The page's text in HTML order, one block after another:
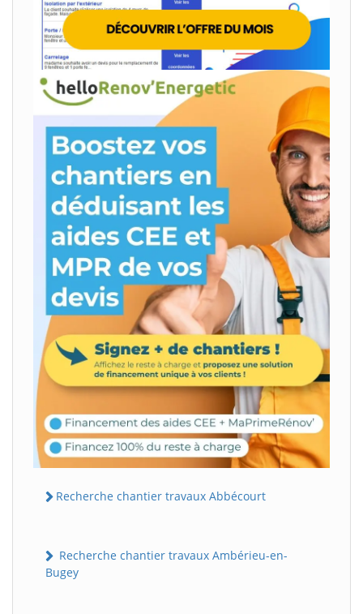
Recherche chantier travaux Abbécourt
Recherche chantier travaux Ambérieu-en-
Bugey